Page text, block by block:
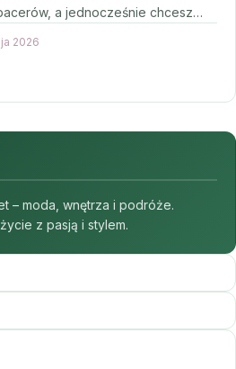
a jednocześnie chcesz
2026
– moda, wnętrza i podróże.
z pasją i stylem.